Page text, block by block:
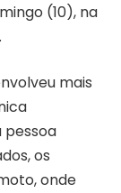
(10), na
mais
pessoa
os
onde